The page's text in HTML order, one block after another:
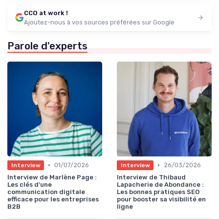
CCO at work !
Ajoutez-nous à vos sources préférées sur Google
Parole d'experts
Interview • 01/07/2026
Interview de Marlène Page :
Les clés d'une
communication digitale
efficace pour les entreprises
B2B
Interview •
26/03/2026
Interview de Thibaud
Lapacherie de Abondance :
Les bonnes pratiques SEO
pour booster sa visibilité en
ligne